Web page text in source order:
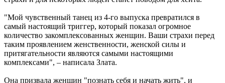
"Мой чувственный танец из 4-го выпуска превратился в
самый настоящий триггер, который показал огромное
количество закомплексованных женщин. Ваши страхи перед
таким проявлением женственности, женской силы и
притягательности являются самыми настоящими
комплексами", – написала Злата.
Она призвала женщин "познать себя и начать жить", и